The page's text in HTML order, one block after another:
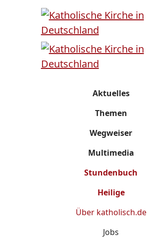
Aktuelles
Themen
Wegweiser
Multimedia
Stundenbuch
Heilige
Über katholisch.de
Jobs